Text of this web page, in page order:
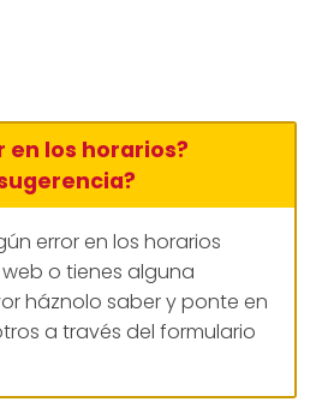
en los horarios?
error en los horarios
o tienes alguna
háznolo saber y ponte en
a través del formulario